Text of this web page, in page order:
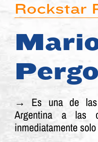
Rockstar
→ Es una de
Argentina a las
inmediatamente